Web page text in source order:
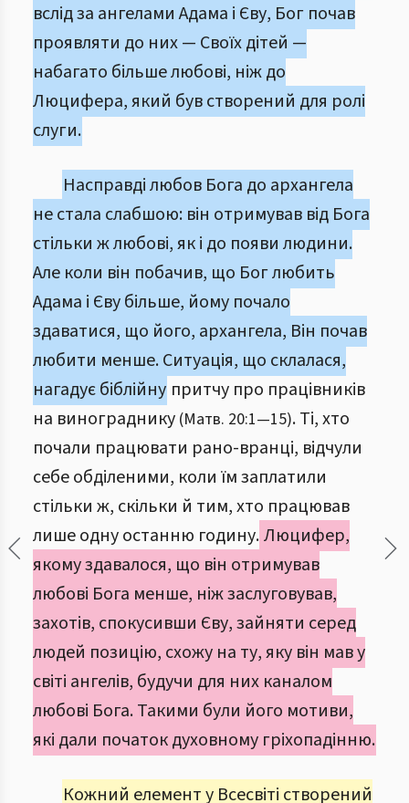
вслід за ангелами Адама і Єву, Бог почав
проявляти до них — Своїх дітей —
набагато більше любові, ніж до
Люцифера, який був створений для ролі
слуги.
Насправді любов Бога до архангела
не стала слабшою: він отримував від Бога
стільки ж любові, як і до появи людини.
Але коли він побачив, що Бог любить
Адама і Єву більше, йому почало
здаватися, що його, архангела, Він почав
любити менше. Ситуація, що склалася,
нагадує біблійну притчу про працівників
на винограднику (Матв. 20:1—15). Ті, хто
почали працювати рано-вранці, відчули
себе обділеними, коли їм заплатили
стільки ж, скільки й тим, хто працював
лише одну останню годину.Люцифер,
якому здавалося, що він отримував
любові Бога менше, ніж заслуговував,
захотів, спокусивши Єву, зайняти серед
людей позицію, схожу на ту, яку він мав у
світі ангелів, будучи для них каналом
любові Бога. Такими були його мотиви,
які дали початок духовному гріхопадінню.
Кожний елемент у Всесвіті створений